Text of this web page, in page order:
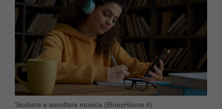
Studiare e ascoltare musica (BluesHouse.it)